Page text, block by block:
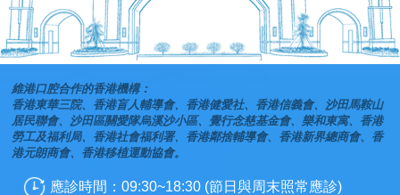
維港口腔合作的香港機構：
香港東華三院、香港盲人輔導會、香港健愛社、香港信義會、沙田馬鞍山
居民聯會、沙田區關愛隊烏溪沙小區、覺行念慈基金會、樂和東寓、香港
勞工及福利局、香港社會福利署、香港鄰捨輔導會、香港新界總商會、香
港元朗商會、香港移植運動協會。
應診時間：09:30~18:30 (節日與周末照常應診)